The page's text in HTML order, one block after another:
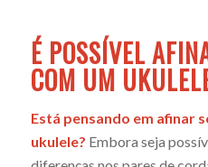
É POSSÍVEL
COM UM
Está pensando em afinar
ukulele? Embora seja